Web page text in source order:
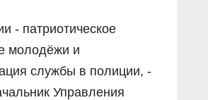
- патриотическое
молодёжи и
службы в полиции, -
Управления